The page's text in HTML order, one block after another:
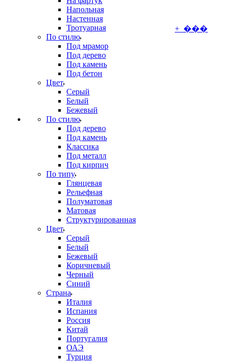
Напольная
Настенная
Тротуарная
По стилю
Под мрамор
Под дерево
Под камень
Под бетон
Цвет
Серый
Белый
Бежевый
По стилю
Под дерево
Под камень
Классика
Под металл
Под кирпич
По типу
Глянцевая
Рельефная
Полуматовая
Матовая
Структурированная
Цвет
Серый
Белый
Бежевый
Коричневый
Черный
Синий
Страна
Италия
Испания
Россия
Китай
Португалия
ОАЭ
Турция
+ ���